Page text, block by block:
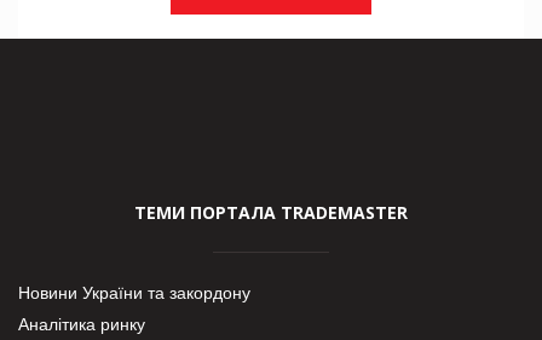
ТЕМИ ПОРТАЛА TRADEMASTER
Новини України та закордону
Аналітика ринку